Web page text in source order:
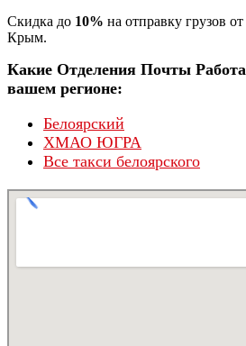
Скидка до 10% на отправку грузов
Крым.
Какие Отделения Почты
вашем регионе:
Белоярский
ХМАО ЮГРА
Все такси белоярского